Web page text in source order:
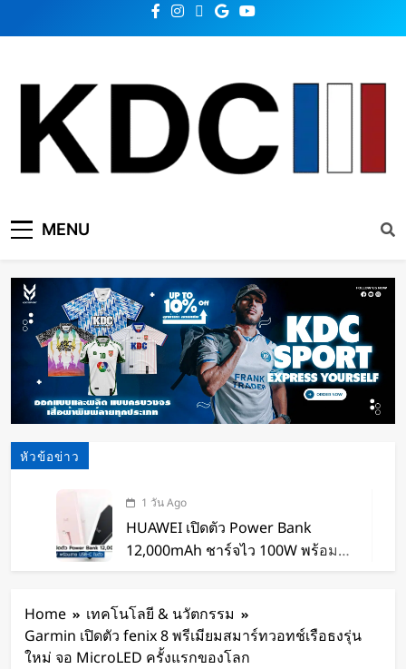
KDC SOLUTION | เคดีซี
โซลูชั่น
MENU
หัวข้อข่าว
1 วัน Ago
HUAWEI เปิดตัว Power Bank
12,000mAh ชาร์จไว 100W พร้อม
จากโชว์เทคโนโลยีสู่การทำงานจริง
2 วัน Ago
Home
เทคโนโลยี & นวัตกรรม
Garmin เปิดตัว fenix 8 พรีเมียมสมาร์ทวอทช์เรือธงรุ่น
ใหม่ จอ MicroLED ครั้งแรกของโลก